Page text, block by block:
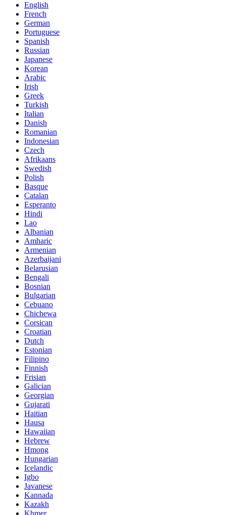
English
French
German
Portuguese
Spanish
Russian
Japanese
Korean
Arabic
Irish
Greek
Turkish
Italian
Danish
Romanian
Indonesian
Czech
Afrikaans
Swedish
Polish
Basque
Catalan
Esperanto
Hindi
Lao
Albanian
Amharic
Armenian
Azerbaijani
Belarusian
Bengali
Bosnian
Bulgarian
Cebuano
Chichewa
Corsican
Croatian
Dutch
Estonian
Filipino
Finnish
Frisian
Galician
Georgian
Gujarati
Haitian
Hausa
Hawaiian
Hebrew
Hmong
Hungarian
Icelandic
Igbo
Javanese
Kannada
Kazakh